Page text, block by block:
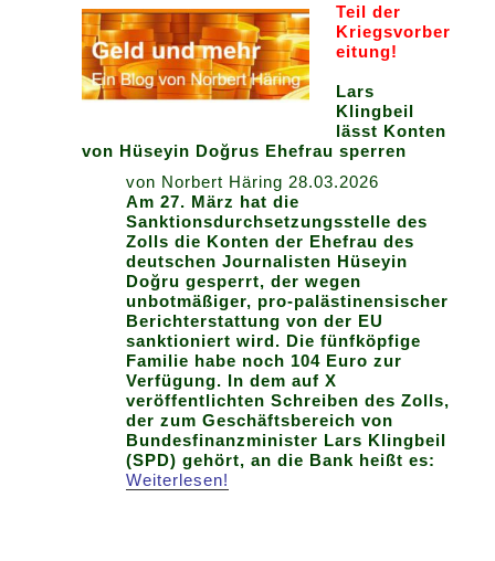
Teil der
Kriegsvorber
eitung!
Lars
Klingbeil
lässt Konten
von Hüseyin Doğrus Ehefrau sperren
von Norbert Häring 28.03.2026
Am 27. März hat die
Sanktionsdurchsetzungsstelle des
Zolls die Konten der Ehefrau des
deutschen Journalisten Hüseyin
Doğru gesperrt, der wegen
unbotmäßiger, pro-palästinensischer
Berichterstattung von der EU
sanktioniert wird. Die fünfköpfige
Familie habe noch 104 Euro zur
Verfügung. In dem auf X
veröffentlichten Schreiben des Zolls,
der zum Geschäftsbereich von
Bundesfinanzminister Lars Klingbeil
(SPD) gehört, an die Bank heißt es:
Weiterlesen!